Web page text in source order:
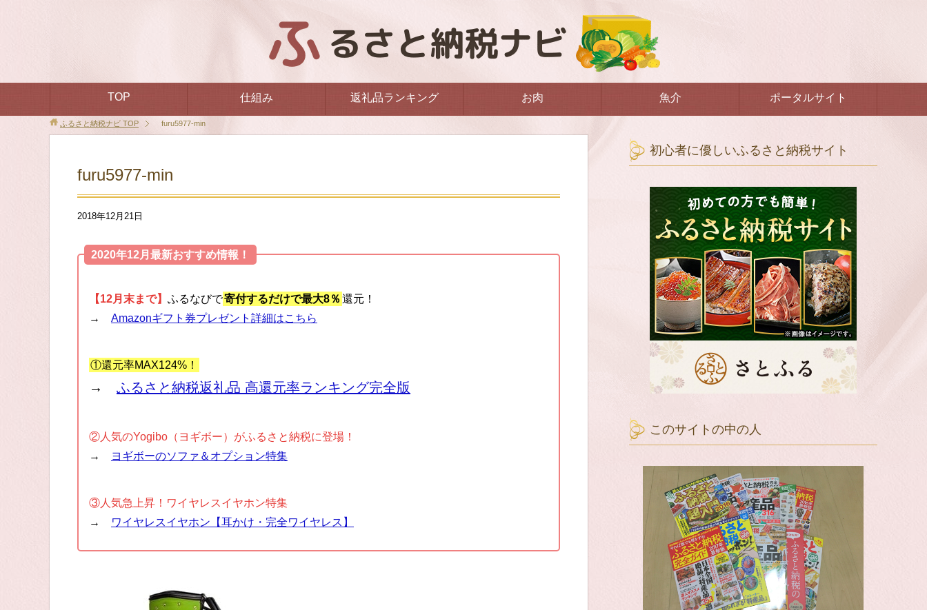
TOP 仕組み 返礼品ランキング お肉 魚介 ポータルサイト
ふるさと納税ナビ TOP furu5977-min
furu5977-min
2018年12月21日
2020年12月最新おすすめ情報！
【12月末まで】 ふるなびで寄付するだけで最大8％ 還元！
→ Amazonギフト券プレゼント詳細はこちら
①還元率MAX124%！
→ ふるさと納税返礼品 高還元率ランキング完全版
②人気のYogibo（ヨギボー）がふるさと納税に登場！
→
ヨギボーのソファ＆オプション特集
③人気急上昇！ワイヤレスイヤホン特集
→
ワイヤレスイヤホン【耳かけ・完全ワイヤレス】
初心者に優しいふるさと納税サイト
このサイトの中の人